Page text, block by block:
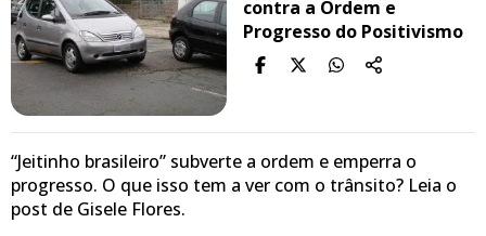
contra a Ordem e
Progresso do Positivismo
“Jeitinho brasileiro” subverte a ordem e emperra o
progresso. O que isso tem a ver com o trânsito? Leia o
post de Gisele Flores.